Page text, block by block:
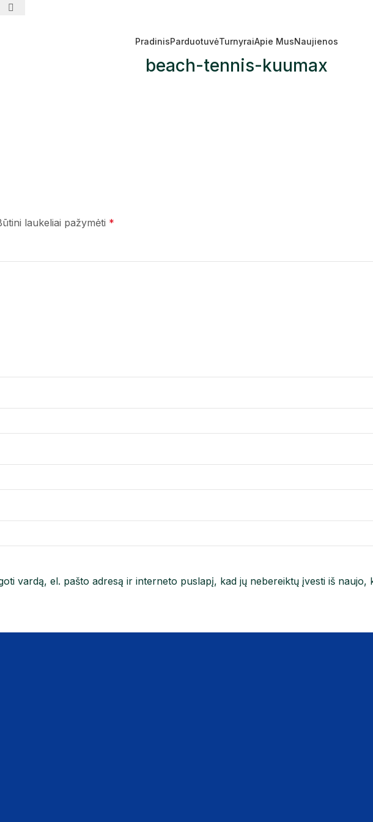
PradinisParduotuvėTurnyraiApie MusNaujienos
beach-tennis-kuumax
laukeliai pažymėti *
vardą, el. pašto adresą ir interneto puslapį, kad jų nebereiktų įvesti iš